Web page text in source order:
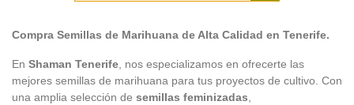
Compra Semillas de Marihuana de Alta Calidad en Tenerife.
En Shaman Tenerife , nos especializamos en ofrecerte las
mejores semillas de marihuana para tus proyectos de cultivo. Con
una amplia selección de semillas feminizadas